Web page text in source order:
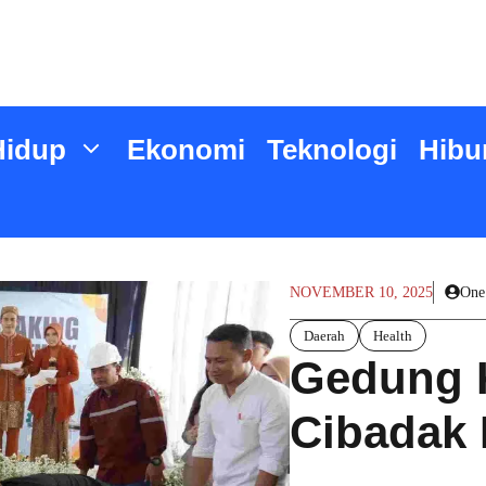
Ekonomi Teknologi
NOVEMBER 10, 2025 One
Daerah Health
Gedung
Cibadak